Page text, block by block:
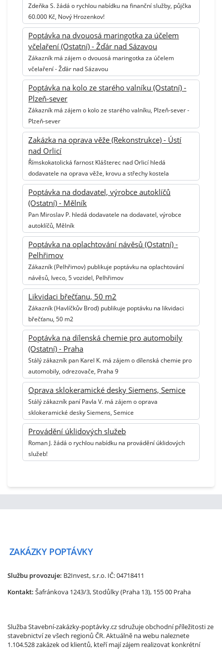
Zdeňka S. žádá o rychlou nabídku na finanční služby, půjčka
60.000 Kč, Nový Hrozenkov!
Poptávka na dvouosá maringotka za účelem
včelaření (Ostatní) - Žďár nad Sázavou
Zákazník má zájem o dvouosá maringotka za účelem
včelaření - Žďár nad Sázavou
Poptávka na kolo ze starého valníku (Ostatní) -
Plzeň-sever
Zákazník má zájem o kolo ze starého valníku, Plzeň-sever -
Plzeň-sever
Zakázka na oprava věže (Rekonstrukce) - Ústí
nad Orlicí
Římskokatolická farnost Klášterec nad Orlicí hledá
dodavatele na oprava věže, krovu a střechy kostela
Poptávka na dodavatel, výrobce autoklíčů
(Ostatní) - Mělník
Pan Miroslav P. hledá dodavatele na dodavatel, výrobce
autoklíčů, Mělník
Poptávka na oplachtování návěsů (Ostatní) -
Pelhřimov
Zákazník (Pelhřimov) publikuje poptávku na oplachtování
návěsů, Iveco, 5 vozidel, Pelhřimov
Likvidaci břečťanu, 50 m2
Zákazník (Havlíčkův Brod) publikuje poptávku na likvidaci
břečťanu, 50 m2
Poptávka na dílenská chemie pro automobily
(Ostatní) - Praha
Stálý zákazník pan Karel K. má zájem o dílenská chemie pro
automobily, odrezovače, Praha 9
Oprava sklokeramické desky Siemens, Semice
Stálý zákazník paní Pavla V. má zájem o oprava
sklokeramické desky Siemens, Semice
Provádění úklidových služeb
Roman J. žádá o rychlou nabídku na provádění úklidových
služeb!
ZAKÁZKY POPTÁVKY
Službu provozuje: B2Invest, s.r.o. IČ: 04718411
Kontakt: Šafránkova 1243/3, Stodůlky (Praha 13), 155 00 Praha
Služba Stavební-zakázky-poptávky.cz sdružuje obchodní příležitosti ze
stavebnictví ze všech regionů ČR. Aktuálně na webu naleznete
1.104.528 zakázek od klientů, kteří mají zájem realizovat konkrétní